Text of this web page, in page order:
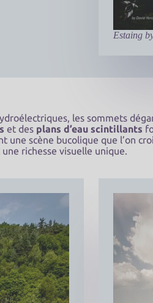
Estaing
les sommets
et des plans d’eau scintillants
une scène bucolique que l’on
richesse visuelle unique.